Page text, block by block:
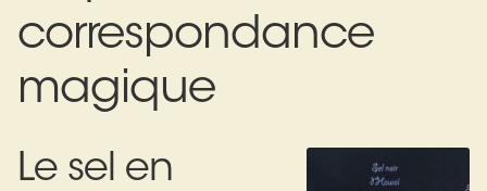
Bolas
correspondance
magique
Le sel en